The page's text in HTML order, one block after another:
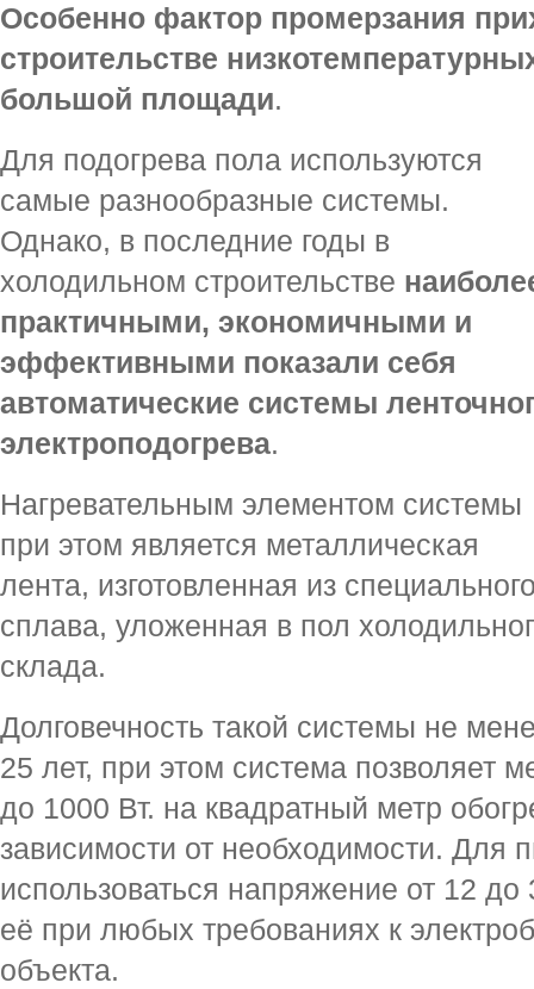
Особенно фактор промерзания
строительстве
большой площади.
Для подогрева пола используются
самые разнообразные системы.
Однако, в последние годы в
холодильном строительстве
практичными, экономичными и
эффективными показали себя
автоматические системы
электроподогрева.
Нагревательным элементом системы
при этом является металлическая
лента, изготовленная из
сплава, уложенная в пол
склада.
Долговечность такой системы не
25 лет, при этом система позволяет
до 1000 Вт. на квадратный метр
зависимости от необходимости. Для
использоваться напряжение от 12 до
её при любых требованиях к
объекта.